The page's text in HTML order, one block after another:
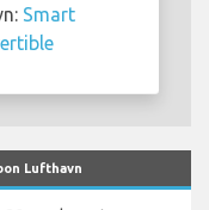
Smart
Lufthavn